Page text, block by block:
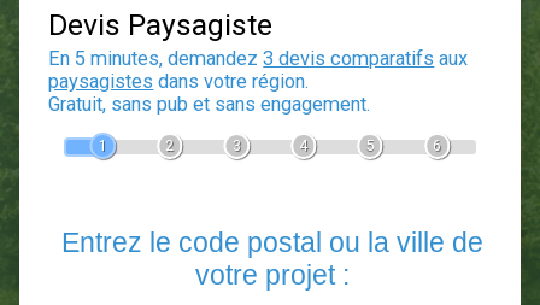
Devis Paysagiste
En 5 minutes, demandez3 devis comparatifs